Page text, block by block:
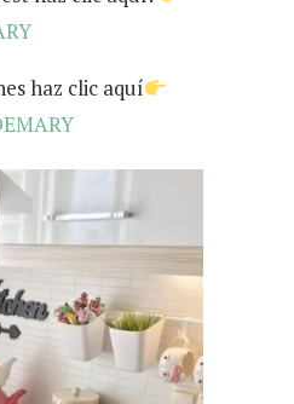
haz clic aquí